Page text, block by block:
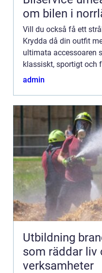
om bilen i
Vill du också få ett
Krydda då din outfit
ultimata accessoaren
klassiskt, sportigt och
är den oundviklig.
admin
Utbildning
som räddar liv
verksamheter